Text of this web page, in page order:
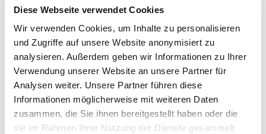
Diese Webseite verwendet Cookies
Wir verwenden Cookies, um Inhalte zu personalisieren
und Zugriffe auf unsere Website anonymisiert zu
analysieren. Außerdem geben wir Informationen zu Ihrer
Verwendung unserer Website an unsere Partner für
Analysen weiter. Unsere Partner führen diese
Informationen möglicherweise mit weiteren Daten
zusammen, die Sie ihnen bereitgestellt haben oder die
sie im Rahmen Ihrer Nutzung der Dienste gesammelt
Classification:
Type: DNA tests
Species:
Breed:
Araber-Berber, Berber, keine
Angabe zur Rasse | Pferd,
Mischling - Diverse Rassen |
Group: Coat coloring